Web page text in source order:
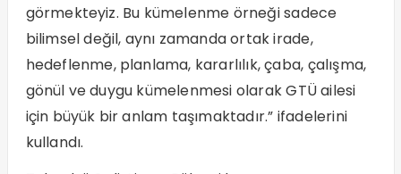
görmekteyiz. Bu kümelenme örneği sadece
bilimsel değil, aynı zamanda ortak irade,
hedeflenme, planlama, kararlılık, çaba, çalışma,
gönül ve duygu kümelenmesi olarak GTÜ ailesi
için büyük bir anlam taşımaktadır.” ifadelerini
kullandı.